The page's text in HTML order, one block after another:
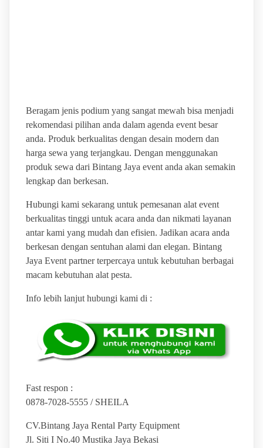
Beragam jenis podium yang sangat mewah bisa menjadi
rekomendasi pilihan anda dalam agenda event besar
anda. Produk berkualitas dengan desain modern dan
harga sewa yang terjangkau. Dengan menggunakan
produk sewa dari Bintang Jaya event anda akan semakin
lengkap dan berkesan.
Hubungi kami sekarang untuk pemesanan alat event
berkualitas tinggi untuk acara anda dan nikmati layanan
antar kami yang mudah dan efisien. Jadikan acara anda
berkesan dengan sentuhan alami dan elegan. Bintang
Jaya Event partner terpercaya untuk kebutuhan berbagai
macam kebutuhan alat pesta.
Info lebih lanjut hubungi kami di :
Fast respon :
0878-7028-5555 / SHEILA
CV.Bintang Jaya Rental Party Equipment
Jl. Siti I No.40 Mustika Jaya Bekasi